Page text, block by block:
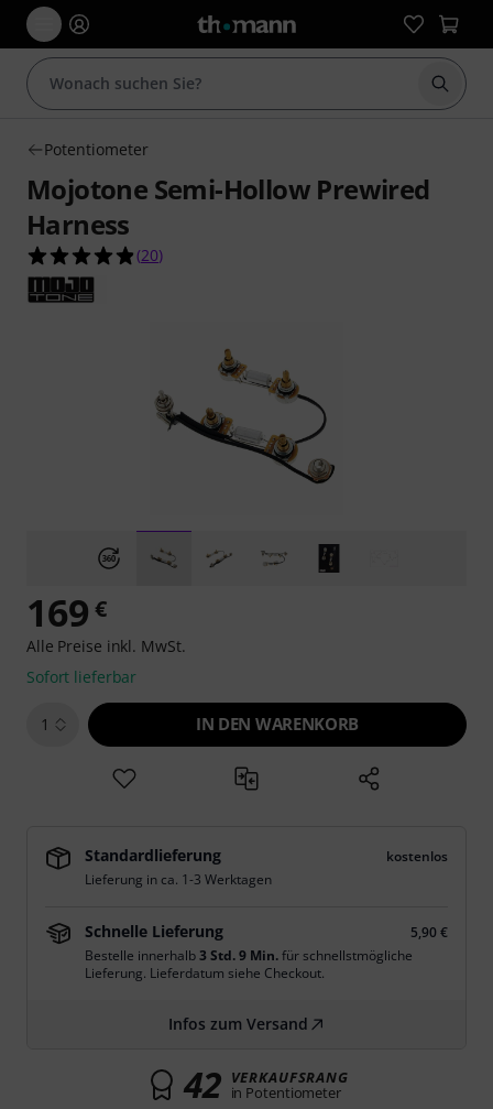
Suche
Potentiometer
Mojotone Semi-Hollow Prewired
Harness
4.9 von 5 Sternen aus 20 Kundenbewertungen
(20)
169 €
Alle Preise inkl. MwSt.
Sofort lieferbar
1 IN DEN WARENKORB
Standardlieferung
kostenlos
Lieferung in ca. 1-3 Werktagen
Schnelle Lieferung
5,90 €
Bestelle innerhalb3 Std. 9 Min.für schnellstmögliche
Lieferung. Lieferdatum siehe Checkout.
Infos zum Versand
42 VERKAUFSRANG
in Potentiometer